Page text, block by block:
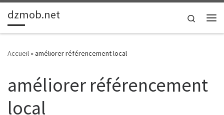
Passer au contenu
dzmob.net
Search
Accueil»améliorer référencement local
améliorer référencement
local